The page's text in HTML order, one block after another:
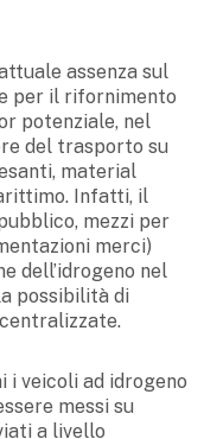
assenza sul
per il rifornimento
potenziale, nel
del trasporto su
material
Infatti, il
mezzi per
merci)
dell’idrogeno nel
possibilità di
i veicoli ad idrogeno
messi su
a livello